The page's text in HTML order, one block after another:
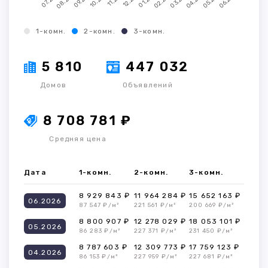
1-комн. 2-комн. 3-комн.
5 810
Домов
447 032
Объявлений
8 708 781 ₽
Средняя цена
Дата 1-комн. 2-комн. 3-комн.
06.2026
8 929 843 ₽
87 547 ₽/м²
11 964 284 ₽
221 561 ₽/м²
15 652 163 ₽
200 669 ₽/м²
05.2026
8 800 907 ₽
86 283 ₽/м²
12 278 029 ₽
227 371 ₽/м²
18 053 101 ₽
231 450 ₽/м²
04.2026
8 787 603 ₽
86 153 ₽/м²
12 309 773 ₽
227 959 ₽/м²
17 759 123 ₽
227 681 ₽/м²